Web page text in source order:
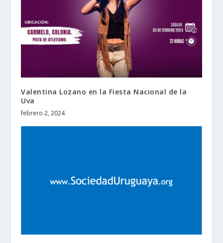
Valentina Lozano en la Fiesta Nacional de la
Uva
febrero 2, 2024